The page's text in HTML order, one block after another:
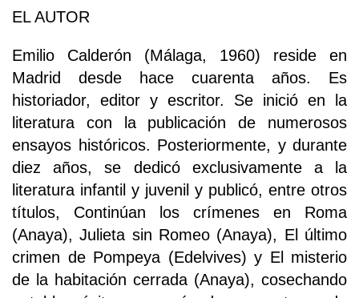
EL AUTOR
Emilio Calderón (Málaga, 1960) reside en
Madrid desde hace cuarenta años. Es
historiador, editor y escritor. Se inició en la
literatura con la publicación de numerosos
ensayos históricos. Posteriormente, y durante
diez años, se dedicó exclusivamente a la
literatura infantil y juvenil y publicó, entre otros
títulos, Continúan los crímenes en Roma
(Anaya), Julieta sin Romeo (Anaya), El último
crimen de Pompeya (Edelvives) y El misterio
de la habitación cerrada (Anaya), cosechando